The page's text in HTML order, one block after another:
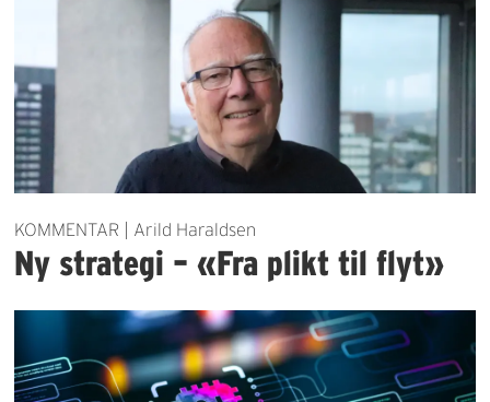
KOMMENTAR | Arild Haraldsen
Ny strategi – «Fra plikt til flyt»